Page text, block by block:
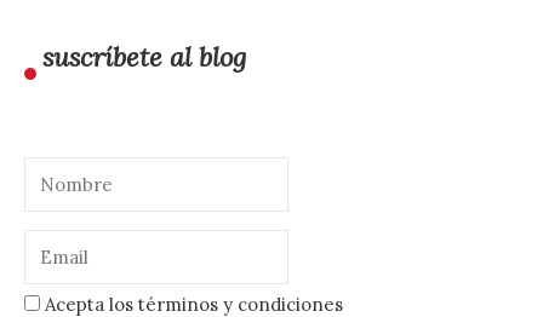
suscríbete al blog
Acepta los términos y condiciones